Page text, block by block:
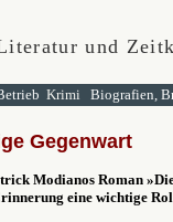
und
Krimi Biografien,
Gegenwart
Modianos Roman »
eine wichtige